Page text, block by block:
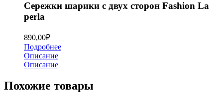
Сережки шарики с двух сторон Fashion La
perla
890,00₽
Подробнее
Описание
Описание
Похожие товары